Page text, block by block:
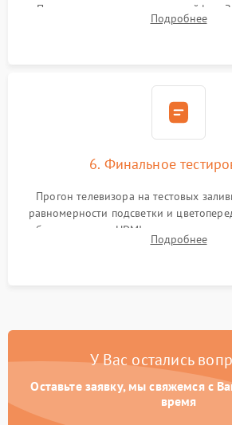
Подключение внутренних шлейфов.
Сброс настроек и обновление
Подробнее
6. Финальное
Прогон телевизора на тестовых
равномерности подсветки и
работы разъемов HDMI, динамиков,
в рабочем режиме в течение
Подробнее
У Вас остались
Оставьте заявку, мы свяжемся с
время